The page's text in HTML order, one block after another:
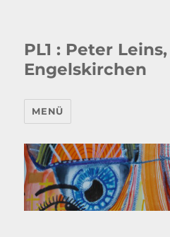
PL1 : Peter
Engelskirchen
MENÜ